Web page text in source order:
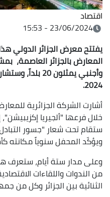
اقتصاد
23/06/2024 - 15:53
وأجنبي يمثلون 20
2024.
أشارت الشركة الجزائرية
خلال فرعها "ألجيريا
ستقام تحت شعار "جسور التبادل
ويؤكّد المحفل سنوياً مكانته
وعلى مدار ستة أيام، ستعرف
من الندوات واللقاءات
الثنائية بين الجزائر وكل من